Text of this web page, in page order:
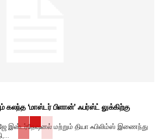
கலந்த ‘மாஸ்டர் பிளான்’ ஃபர்ஸ்ட் லுக்கிற்கு
இன்டர்நேஷனல் மற்றும் தியா ஃபிலிம்ஸ் இணைந்து